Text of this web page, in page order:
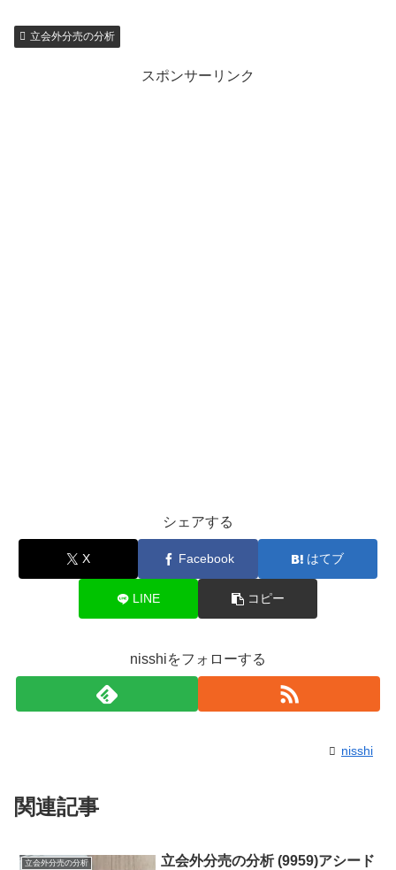
立会外分売の分析
スポンサーリンク
シェアする
X Facebook はてブ
LINE コピー
nisshiをフォローする
nisshi
関連記事
立会外分売の分析
立会外分売の分析 (9959)アシード